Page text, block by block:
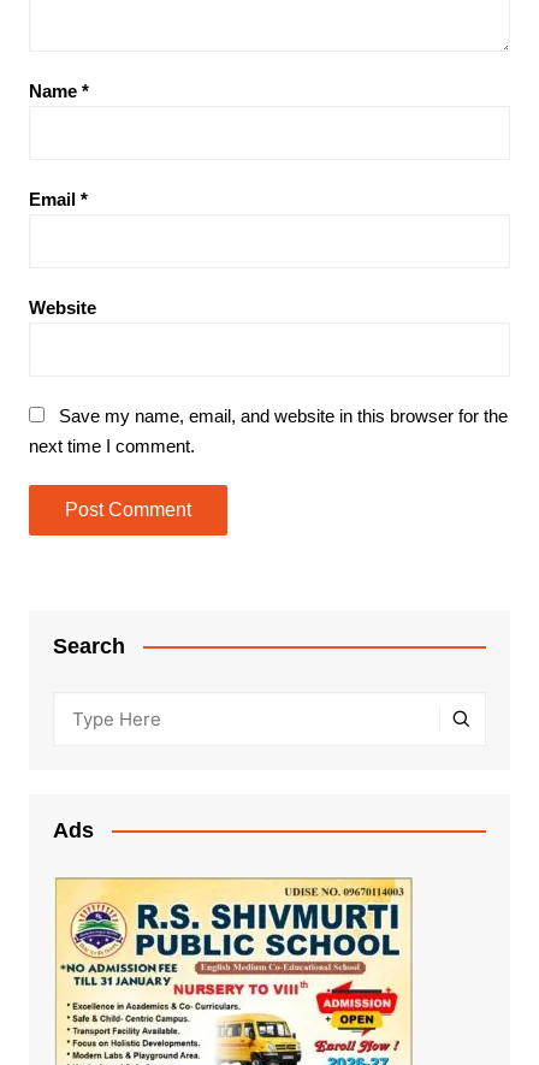
Name *
Email *
Website
Save my name, email, and website in this browser for the
next time I comment.
Search
Ads